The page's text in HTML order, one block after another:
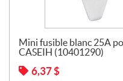
Mini fusible blanc 25A
CASEIH (10401290)
6,37 $